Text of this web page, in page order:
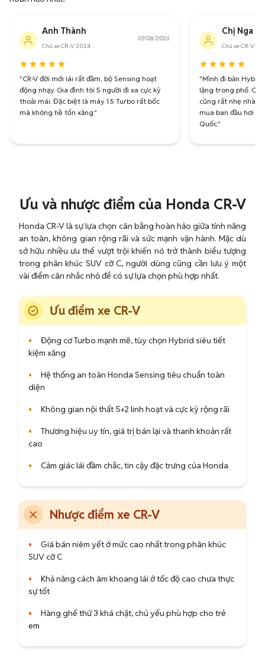
Anh Thành
Chủ xe CR-V 2024
07/08/2026
"CR-V đời mới lái rất đầm, bộ Sensing hoạt
động nhạy. Gia đình tôi 5 người đi xa cực kỳ
thoải mái. Đặc biệt là máy 1.5 Turbo rất bốc
mà không hề tốn xăng."
Chị Nga
Chủ xe CR-V
"Mình đi bản
lặng trong phố. Chi
cũng rất nhẹ
mua ban đầu hơi
Quốc."
Ưu và nhược điểm của Honda CR-V
Honda CR-V là sự lựa chọn cân bằng hoàn hảo giữa tính năng
an toàn, không gian rộng rãi và sức mạnh vận hành. Mặc dù
sở hữu nhiều ưu thế vượt trội khiến nó trở thành biểu tượng
trong phân khúc SUV cỡ C, người dùng cũng cần lưu ý một
vài điểm cân nhắc nhỏ để có sự lựa chọn phù hợp nhất.
Ưu điểm xe CR-V
•
Động cơ Turbo mạnh mẽ, tùy chọn Hybrid siêu tiết
kiệm xăng
•
Hệ thống an toàn Honda Sensing tiêu chuẩn toàn
diện
• Không gian nội thất 5+2 linh hoạt và cực kỳ rộng rãi
•
Thương hiệu uy tín, giá trị bán lại và thanh khoản rất
cao
• Cảm giác lái đầm chắc, tin cậy đặc trưng của Honda
Nhược điểm xe CR-V
•
Giá bán niêm yết ở mức cao nhất trong phân khúc
SUV cỡ C
•
Khả năng cách âm khoang lái ở tốc độ cao chưa thực
sự tốt
•
Hàng ghế thứ 3 khá chật, chủ yếu phù hợp cho trẻ
em